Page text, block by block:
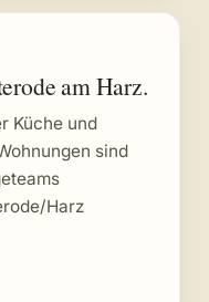
am Harz.
Küche und
sind
Harz